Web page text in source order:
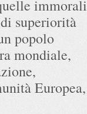
immorali
superiorità
popolo
mondiale,
Europea,